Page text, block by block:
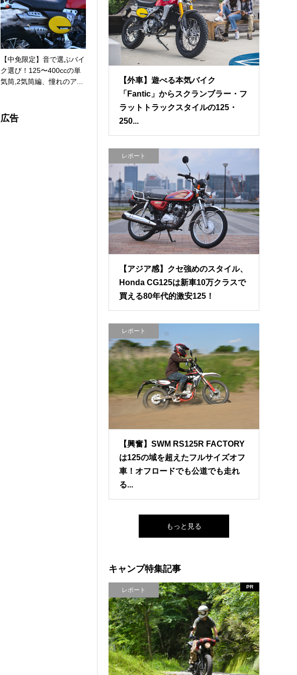
【外車】遊べる本気バイク
「Fantic」からスクランブラー・フ
ラットトラックスタイルの125・
250...
レポート
【アジア感】クセ強めのスタイル、
Honda CG125は新車10万クラスで
買える80年代的激安125！
レポート
【興奮】SWM RS125R FACTORY
は125の域を超えたフルサイズオフ
車！オフロードでも公道でも走れ
る...
もっと見る
キャンプ特集記事
レポート PR
【中免限定】音で選ぶバイ
ク選び！125〜400ccの単
気筒,2気筒編、憧れのア...
広告